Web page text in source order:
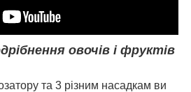
овочів і фруктів
та 3 різним насадкам ви